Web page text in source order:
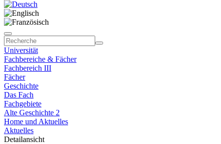
Universität
Fachbereiche & Fächer
Fachbereich III
Fächer
Geschichte
Das Fach
Fachgebiete
Alte Geschichte 2
Home und Aktuelles
Aktuelles
Detailansicht